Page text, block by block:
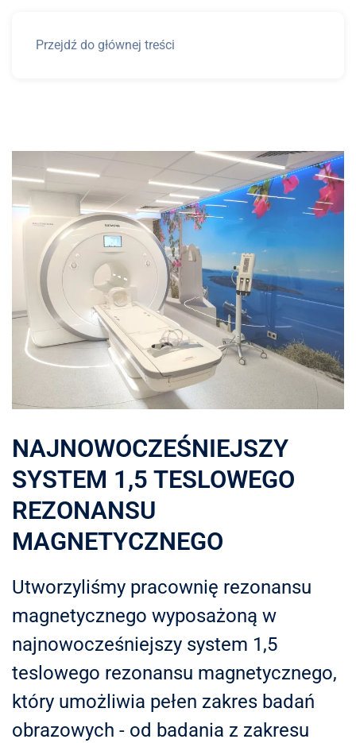
Przejdź do głównej treści
NAJNOWOCZEŚNIEJSZY
SYSTEM 1,5 TESLOWEGO
REZONANSU
MAGNETYCZNEGO
Utworzyliśmy pracownię rezonansu
magnetycznego wyposażoną w
najnowocześniejszy system 1,5
teslowego rezonansu magnetycznego,
który umożliwia pełen zakres badań
obrazowych - od badania z zakresu